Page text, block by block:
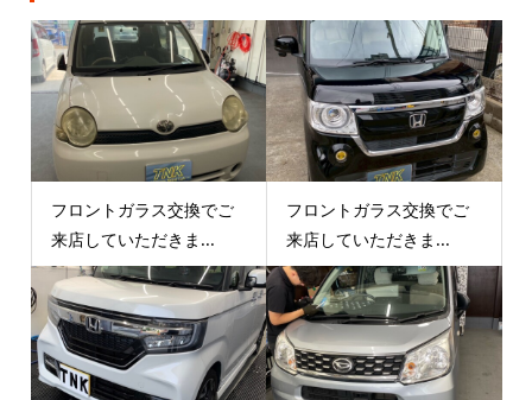
フロントガラス交換でご
来店していただきま...
フロントガラス交換でご
来店していただきま...